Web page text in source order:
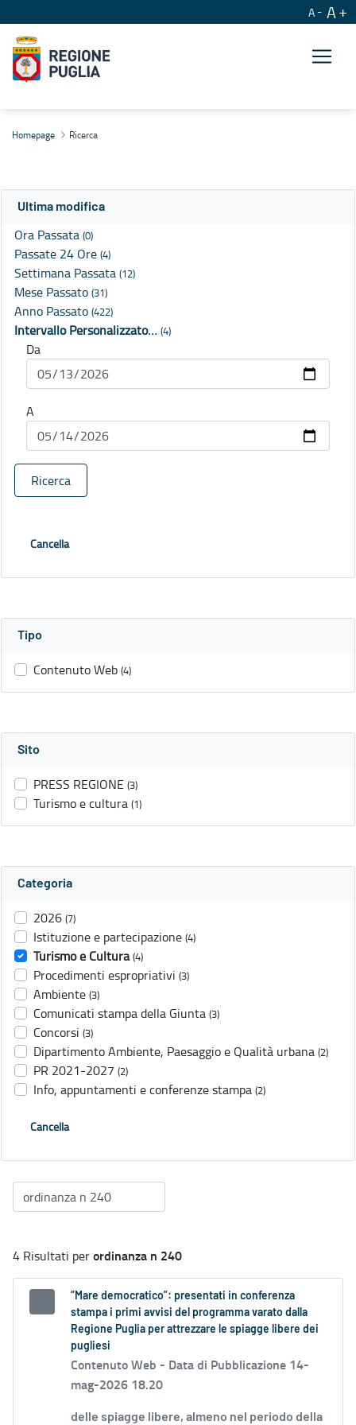
A A
Homepage Ricerca
Ultima modifica
Ora Passata (0)
Passate 24 Ore (4)
Settimana Passata (12)
Mese Passato (31)
Anno Passato (422)
Intervallo Personalizzato… (4)
Da
A
Ricerca
Cancella
Tipo
Contenuto Web (4)
Sito
PRESS REGIONE (3)
Turismo e cultura (1)
Categoria
2026 (7)
Istituzione e partecipazione (4)
Turismo e Cultura (4)
Procedimenti espropriativi (3)
Ambiente (3)
Comunicati stampa della Giunta (3)
Concorsi (3)
Dipartimento Ambiente, Paesaggio e Qualità urbana (2)
PR 2021-2027 (2)
Info, appuntamenti e conferenze stampa (2)
Cancella
4 Risultati perordinanza n 240
“Mare democratico”: presentati in conferenza
stampa i primi avvisi del programma varato dalla
Regione Puglia per attrezzare le spiagge libere dei
pugliesi
Contenuto Web - Data di Pubblicazione 14-
mag-2026 18.20
delle spiagge libere, almeno nel periodo della